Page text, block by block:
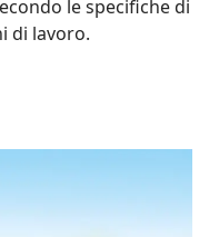
le specifiche di
di lavoro.